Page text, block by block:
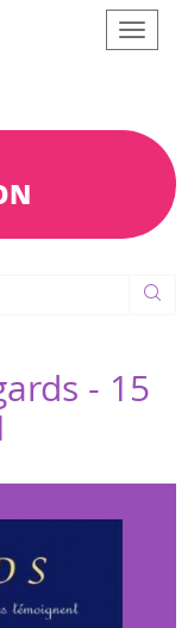
Afficher
le
- 15